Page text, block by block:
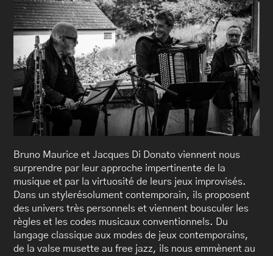
Bruno Maurice et Jacques Di Donato viennent nous
surprendre par leur approche impertinente de la
musique et par la virtuosité de leurs jeux improvisés.
Dans un stylerésolument contemporain, ils proposent
des univers très personnels et viennent bousculer les
règles et les codes musicaux conventionnels. Du
langage classique aux modes de jeux contemporains,
de la valse musette au free jazz, ils nous emmènent au